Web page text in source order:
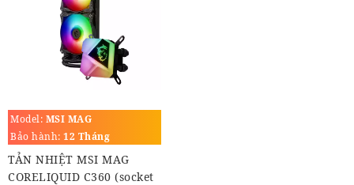
Model: MSI MAG
CORELIQUID C360
Bảo hành: 12 Tháng
TẢN NHIỆT MSI MAG
CORELIQUID C360 (socket